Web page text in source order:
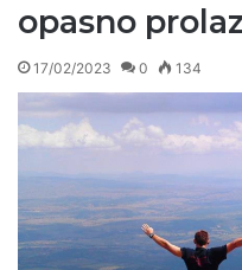
opasno
17/02/2023 0 134